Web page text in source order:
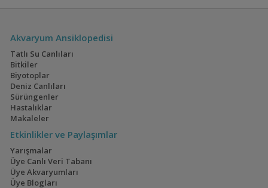
Electric Blue Acara
Geophagus Red
Head Tapajos
Akvaryum Ansiklopedisi
Tatlı Su Canlıları
Bitkiler
Biyotoplar
Deniz Canlıları
Sürüngenler
Hastalıklar
Makaleler
Etkinlikler ve Paylaşımlar
Yarışmalar
Üye Canlı Veri Tabanı
Üye Akvaryumları
Üye Blogları